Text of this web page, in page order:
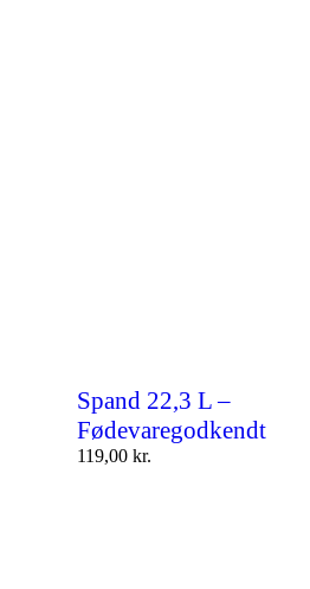
Spand 22,3 L –
Fødevaregodkendt
119,00 kr.